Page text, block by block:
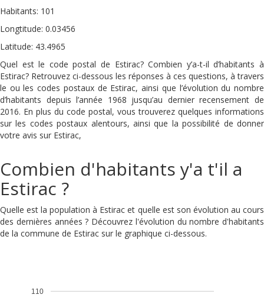
Habitants: 101
Longtitude: 0.03456
Latitude: 43.4965
Quel est le code postal de Estirac? Combien y’a-t-il d’habitants à
Estirac? Retrouvez ci-dessous les réponses à ces questions, à travers
le ou les codes postaux de Estirac, ainsi que l’évolution du nombre
d’habitants depuis l’année 1968 jusqu’au dernier recensement de
2016. En plus du code postal, vous trouverez quelques informations
sur les codes postaux alentours, ainsi que la possibilité de donner
votre avis sur Estirac,
Combien d'habitants y'a t'il a
Estirac ?
Quelle est la population à Estirac et quelle est son évolution au cours
des dernières années ? Découvrez l'évolution du nombre d'habitants
de la commune de Estirac sur le graphique ci-dessous.
110